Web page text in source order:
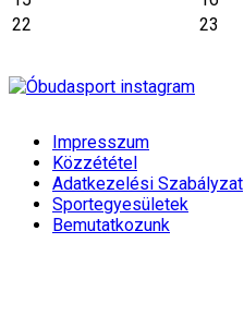
22
23
Impresszum
Közzététel
Adatkezelési Szabályzat
Sportegyesületek
Bemutatkozunk